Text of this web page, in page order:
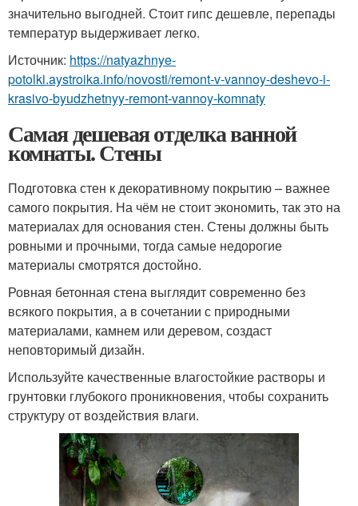
значительно выгодней. Стоит гипс дешевле, перепады
температур выдерживает легко.
Источник: https://natyazhnye-
potolki.aystroika.info/novosti/remont-v-vannoy-deshevo-i-
krasivo-byudzhetnyy-remont-vannoy-komnaty
Самая дешевая отделка ванной
комнаты. Стены
Подготовка стен к декоративному покрытию – важнее
самого покрытия. На чём не стоит экономить, так это на
материалах для основания стен. Стены должны быть
ровными и прочными, тогда самые недорогие
материалы смотрятся достойно.
Ровная бетонная стена выглядит современно без
всякого покрытия, а в сочетании с природными
материалами, камнем или деревом, создаст
неповторимый дизайн.
Используйте качественные влагостойкие растворы и
грунтовки глубокого проникновения, чтобы сохранить
структуру от воздействия влаги.